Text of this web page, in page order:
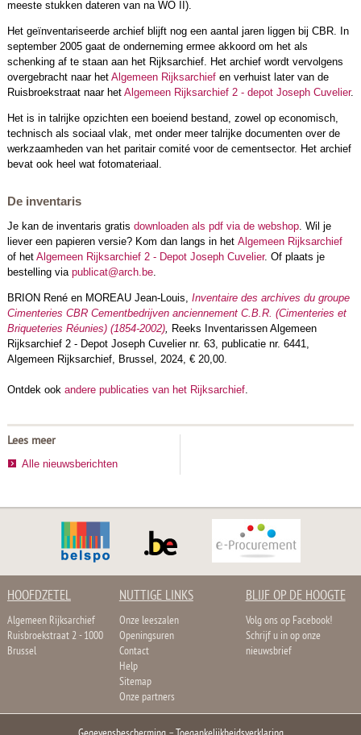
meeste stukken dateren van na WO II).
Het geïnventariseerde archief blijft nog een aantal jaren liggen bij CBR. In
september 2005 gaat de onderneming ermee akkoord om het als
schenking af te staan aan het Rijksarchief. Het archief wordt vervolgens
overgebracht naar het Algemeen Rijksarchiefen verhuist later van de
Ruisbroekstraat naar het Algemeen Rijksarchief 2 - depot Joseph Cuvelier.
Het is in talrijke opzichten een boeiend bestand, zowel op economisch,
technisch als sociaal vlak, met onder meer talrijke documenten over de
werkzaamheden van het paritair comité voor de cementsector. Het archief
bevat ook heel wat fotomateriaal.
De inventaris
Je kan de inventaris gratis downloaden als pdf via de webshop. Wil je
liever een papieren versie? Kom dan langs in het Algemeen Rijksarchief
of het Algemeen Rijksarchief 2 - Depot Joseph Cuvelier. Of plaats je
bestelling via publicat@arch.be.
BRION René en MOREAU Jean-Louis, Inventaire des archives du groupe
Cimenteries CBR Cementbedrijven anciennement C.B.R. (Cimenteries et
Briqueteries Réunies) (1854-2002),
Reeks Inventarissen Algemeen
Rijksarchief 2 - Depot Joseph Cuvelier nr. 63, publicatie nr. 6441,
Algemeen Rijksarchief, Brussel, 2024, € 20,00.
​Ontdek ook andere publicaties van het Rijksarchief.
Lees meer
Alle nieuwsberichten
HOOFDZETEL
Algemeen Rijksarchief
Ruisbroekstraat 2 - 1000
Brussel
NUTTIGE LINKS
Onze leeszalen
Openingsuren
Contact
Help
Sitemap
Onze partners
BLIJF OP DE HOOGTE
Volg ons op Facebook!
Schrijf u in op onze
nieuwsbrief